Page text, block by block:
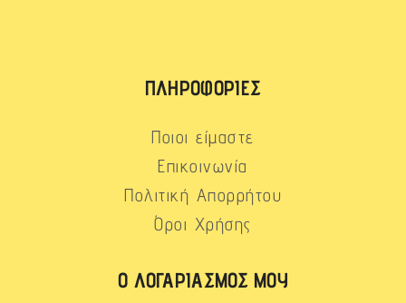
ΠΛΗΡΟΦΟΡΊΕΣ
Ποιοι είμαστε
Επικοινωνία
Πολιτική Απορρήτου
Όροι Χρήσης
Ο ΛΟΓΑΡΙΑΣΜΌΣ ΜΟΥ